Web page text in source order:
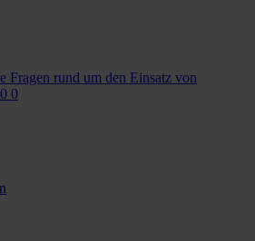
Fragen rund um den Einsatz von
0